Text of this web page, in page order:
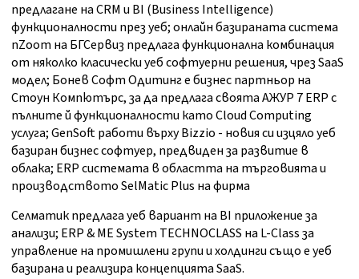
предлагане на CRM и BI (Business Intelligence)
функционалности през уеб; онлайн базираната система
nZoom на БГСервиз предлага функционална комбинация
от няколко класически уеб софтуерни решения, чрез SaaS
модел; Бонев Софт Одитинг е бизнес партньор на
Стоун Компютърс, за да предлага своята АЖУР 7 ERP с
пълните й функционалности като Cloud Computing
услуга; GenSoft работи върху Bizzio - новия си изцяло уеб
базиран бизнес софтуер, предвиден за развитие в
облака; ERP системата в областта на търговията и
производството SelMatic Plus на фирма
Селматик предлага уеб вариант на BI приложение за
анализи; ERP & ME System TECHNOCLASS на L-Class за
управление на промишлени групи и холдинги също е уеб
базирана и реализира концепцията SaaS.